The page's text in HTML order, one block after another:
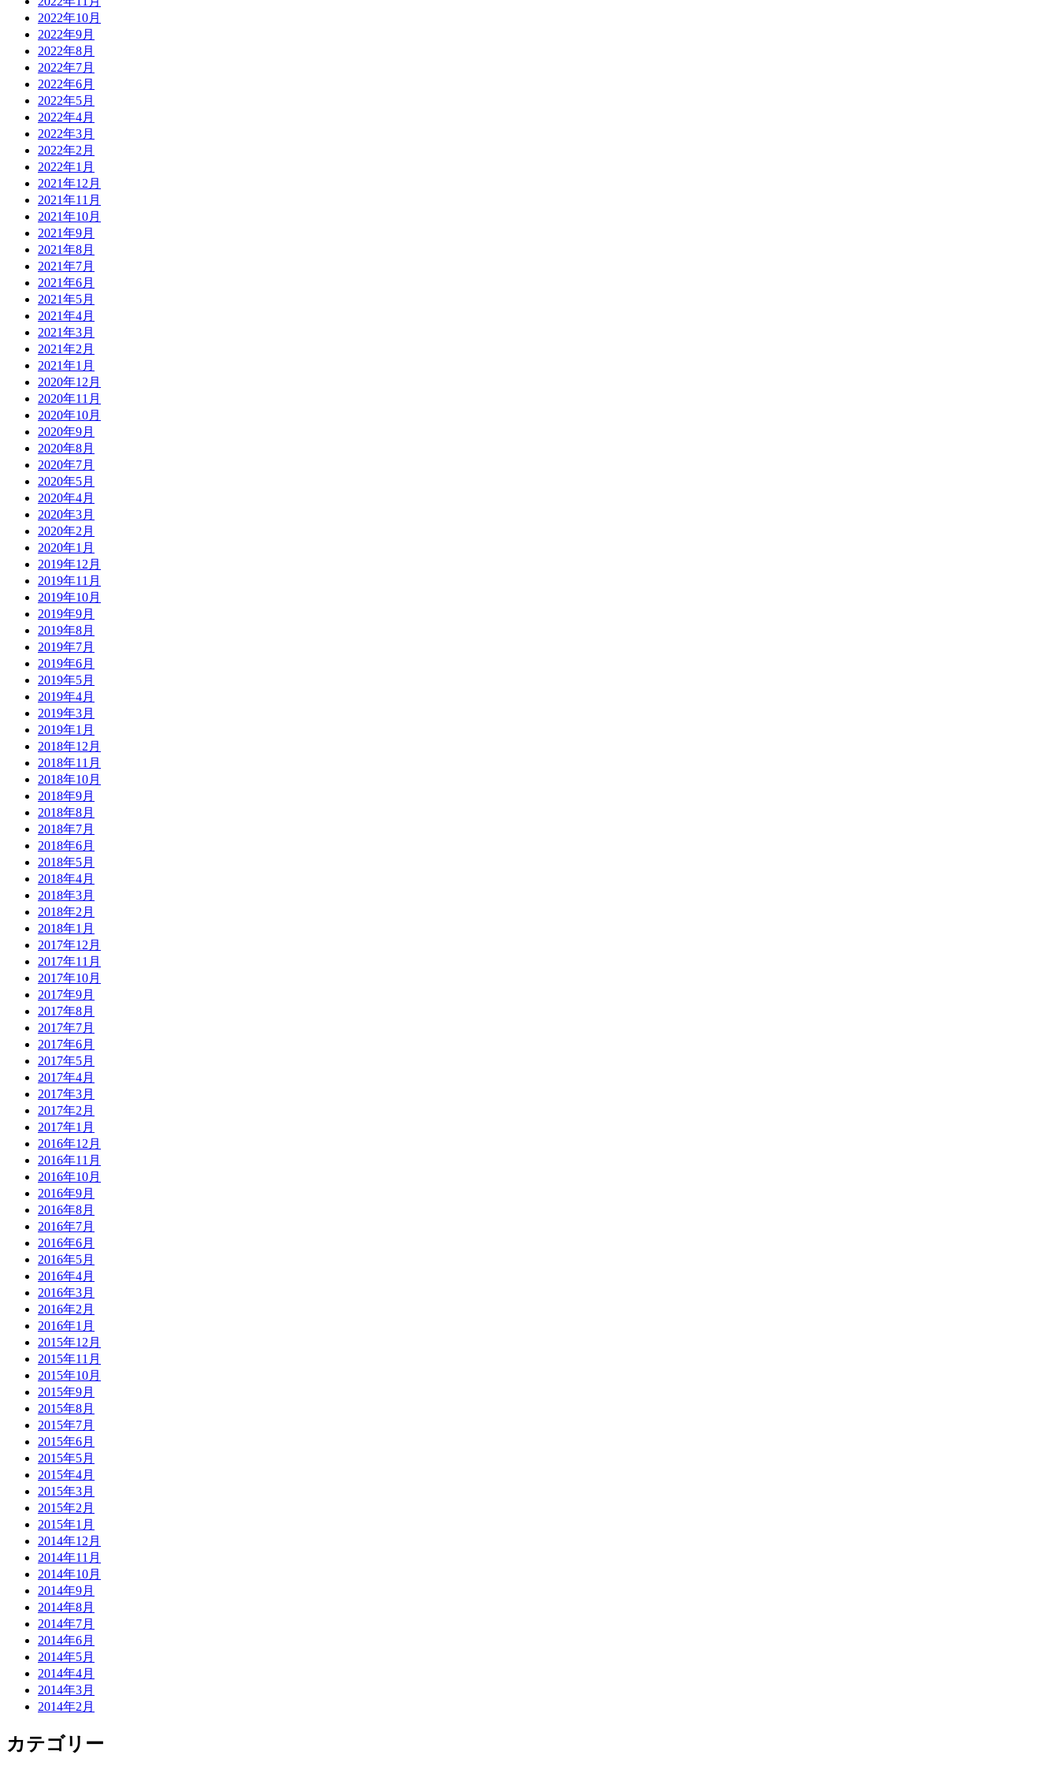
2022年10月
2022年9月
2022年8月
2022年7月
2022年6月
2022年5月
2022年4月
2022年3月
2022年2月
2022年1月
2021年12月
2021年11月
2021年10月
2021年9月
2021年8月
2021年7月
2021年6月
2021年5月
2021年4月
2021年3月
2021年2月
2021年1月
2020年12月
2020年11月
2020年10月
2020年9月
2020年8月
2020年7月
2020年5月
2020年4月
2020年3月
2020年2月
2020年1月
2019年12月
2019年11月
2019年10月
2019年9月
2019年8月
2019年7月
2019年6月
2019年5月
2019年4月
2019年3月
2019年1月
2018年12月
2018年11月
2018年10月
2018年9月
2018年8月
2018年7月
2018年6月
2018年5月
2018年4月
2018年3月
2018年2月
2018年1月
2017年12月
2017年11月
2017年10月
2017年9月
2017年8月
2017年7月
2017年6月
2017年5月
2017年4月
2017年3月
2017年2月
2017年1月
2016年12月
2016年11月
2016年10月
2016年9月
2016年8月
2016年7月
2016年6月
2016年5月
2016年4月
2016年3月
2016年2月
2016年1月
2015年12月
2015年11月
2015年10月
2015年9月
2015年8月
2015年7月
2015年6月
2015年5月
2015年4月
2015年3月
2015年2月
2015年1月
2014年12月
2014年11月
2014年10月
2014年9月
2014年8月
2014年7月
2014年6月
2014年5月
2014年4月
2014年3月
2014年2月
カテゴリー